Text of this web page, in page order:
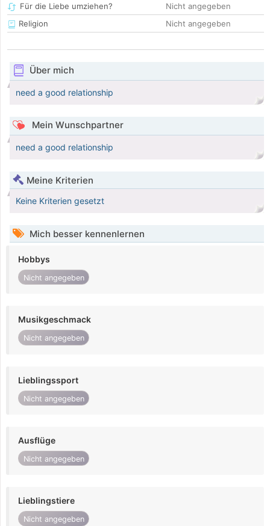
Für die Liebe umziehen?
Nicht angegeben
Religion
Nicht angegeben
Über mich
need a good relationship
Mein Wunschpartner
need a good relationship
Meine Kriterien
Keine Kriterien gesetzt
Mich besser kennenlernen
Hobbys
Nicht angegeben
Musikgeschmack
Nicht angegeben
Lieblingssport
Nicht angegeben
Ausflüge
Nicht angegeben
Lieblingstiere
Nicht angegeben